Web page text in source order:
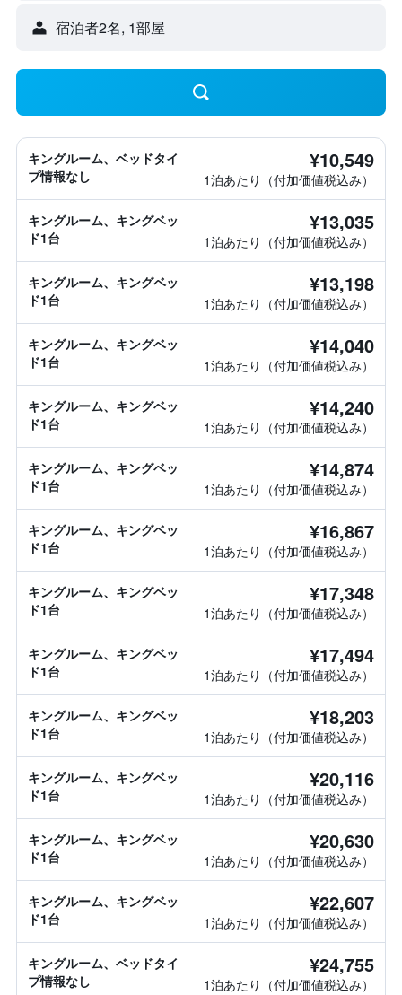
宿泊者2名, 1​部屋
キングルーム、ベッドタイ
プ情報なし
¥10,549
1泊あたり（付加価値税込み）
キングルーム、キングベッ
ド1台
¥13,035
1泊あたり（付加価値税込み）
キングルーム、キングベッ
ド1台
¥13,198
1泊あたり（付加価値税込み）
キングルーム、キングベッ
ド1台
¥14,040
1泊あたり（付加価値税込み）
キングルーム、キングベッ
ド1台
¥14,240
1泊あたり（付加価値税込み）
キングルーム、キングベッ
ド1台
¥14,874
1泊あたり（付加価値税込み）
キングルーム、キングベッ
ド1台
¥16,867
1泊あたり（付加価値税込み）
キングルーム、キングベッ
ド1台
¥17,348
1泊あたり（付加価値税込み）
キングルーム、キングベッ
ド1台
¥17,494
1泊あたり（付加価値税込み）
キングルーム、キングベッ
ド1台
¥18,203
1泊あたり（付加価値税込み）
キングルーム、キングベッ
ド1台
¥20,116
1泊あたり（付加価値税込み）
キングルーム、キングベッ
ド1台
¥20,630
1泊あたり（付加価値税込み）
キングルーム、キングベッ
ド1台
¥22,607
1泊あたり（付加価値税込み）
キングルーム、ベッドタイ
プ情報なし
¥24,755
1泊あたり（付加価値税込み）